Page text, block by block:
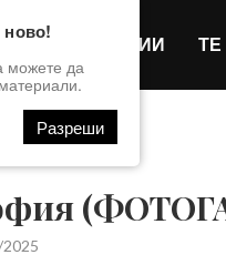
ФОТОГАЛЕРИИ ТЕ
ново!
можете да
Разреши